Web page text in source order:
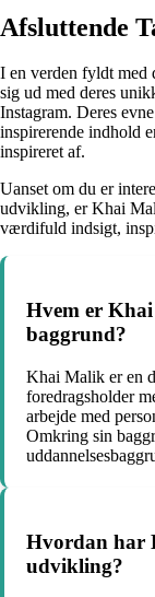
Afsluttende
I en verden fyldt
sig ud med deres
Instagram. Deres
inspirerende indhold
inspireret af.
Uanset om du er
udvikling, er Khai
værdifuld indsigt,
Hvem er
baggrund?
Khai Malik er en
foredragsholder
arbejde med
Omkring sin
Hvordan har
udvikling?